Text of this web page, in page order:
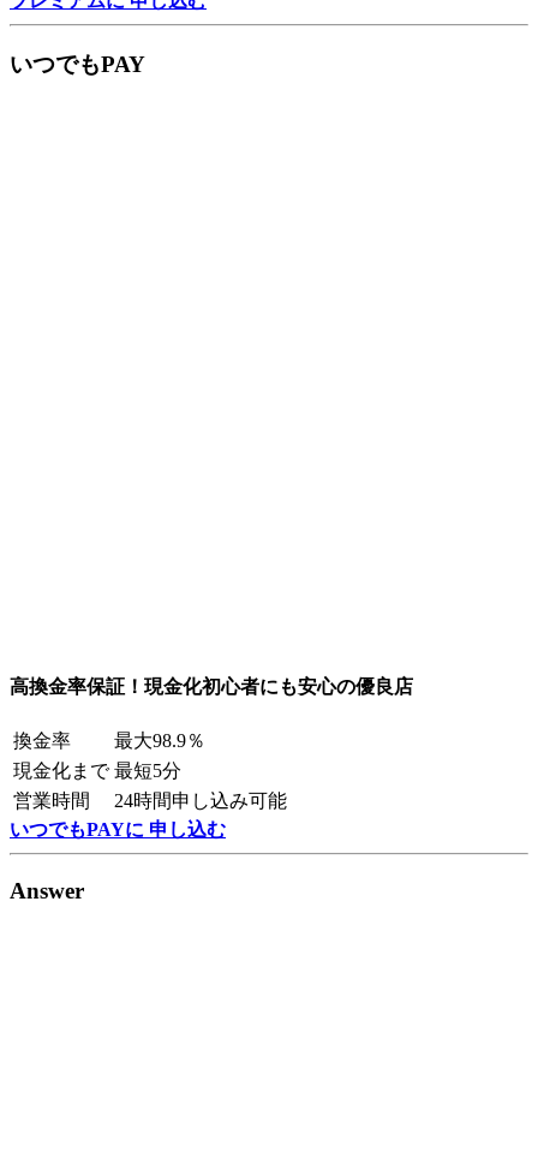
いつでもPAY
高換金率保証！現金化初心者にも安心の優良店
換金率
最大98.9％
現金化まで 最短5分
営業時間
24時間申し込み可能
いつでもPAYに 申し込む
Answer